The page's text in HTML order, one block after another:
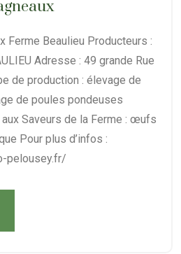
Ferme Beaulieu Producteurs :
Adresse : 49 grande Rue
de production : élevage de
de poules pondeuses
Saveurs de la Ferme : œufs
Pour plus d’infos :
pelousey.fr/